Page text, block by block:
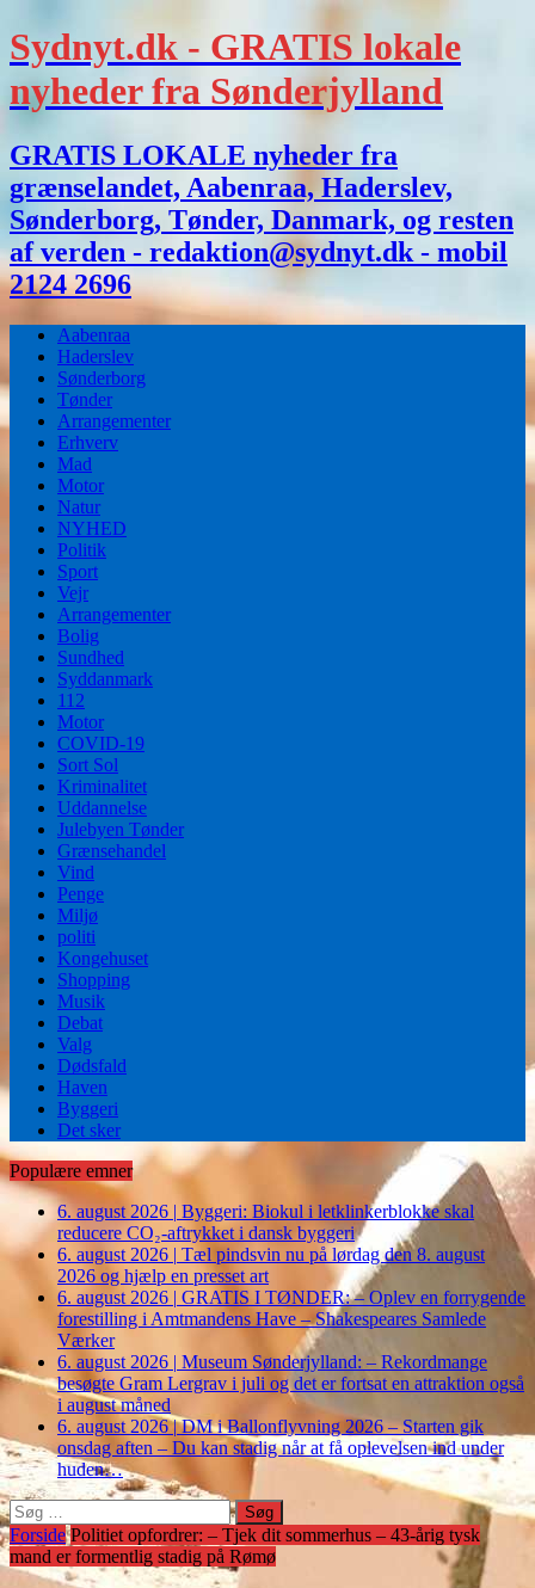
Sydnyt.dk - GRATIS lokale
nyheder fra Sønderjylland
GRATIS LOKALE nyheder fra
grænselandet, Aabenraa, Haderslev,
Sønderborg, Tønder, Danmark, og resten
af verden - redaktion@sydnyt.dk - mobil
2124 2696
Aabenraa
Haderslev
Sønderborg
Tønder
Arrangementer
Erhverv
Mad
Motor
Natur
NYHED
Politik
Sport
Vejr
Arrangementer
Bolig
Sundhed
Syddanmark
112
Motor
COVID-19
Sort Sol
Kriminalitet
Uddannelse
Julebyen Tønder
Grænsehandel
Vind
Penge
Miljø
politi
Kongehuset
Shopping
Musik
Debat
Valg
Dødsfald
Haven
Byggeri
Det sker
Populære emner
6. august 2026 | Byggeri: Biokul i letklinkerblokke skal
reducere CO₂-aftrykket i dansk byggeri
6. august 2026 | Tæl pindsvin nu på lørdag den 8. august
2026 og hjælp en presset art
6. august 2026 | GRATIS I TØNDER: – Oplev en forrygende
forestilling i Amtmandens Have – Shakespeares Samlede
Værker
6. august 2026 | Museum Sønderjylland: – Rekordmange
besøgte Gram Lergrav i juli og det er fortsat en attraktion også
i august måned
6. august 2026 | DM i Ballonflyvning 2026 – Starten gik
onsdag aften – Du kan stadig når at få oplevelsen ind under
huden…
Søg
efter:
Forside Politiet opfordrer: – Tjek dit sommerhus – 43-årig tysk
mand er formentlig stadig på Rømø